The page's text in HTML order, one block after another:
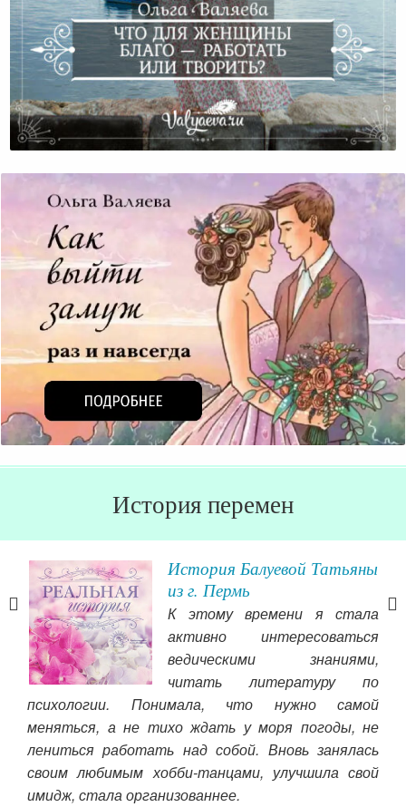
Что Для Женщины Благо — Работать Или Творить?
История перемен
История Балуевой Татьяны
из г. Пермь
К этому времени я стала
активно интересоваться
ведическими знаниями,
читать литературу по
психологии. Понимала, что нужно самой
меняться, а не тихо ждать у моря погоды, не
лениться работать над собой. Вновь занялась
своим любимым хобби-танцами, улучшила свой
имидж, стала организованнее.